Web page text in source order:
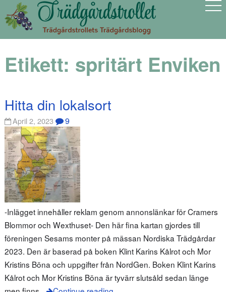
Etikett: spritärt Enviken
Hitta din lokalsort
April 2, 2023 9
-Inlägget innehåller reklam genom annonslänkar för Cramers
Blommor och Wexthuset- Den här fina kartan gjordes till
föreningen Sesams monter på mässan Nordiska Trädgårdar
2023. Den är baserad på boken Klint Karins Kålrot och Mor
Kristins Böna och uppgifter från NordGen. Boken Klint Karins
Kålrot och Mor Kristins Böna är tyvärr slutsåld sedan länge